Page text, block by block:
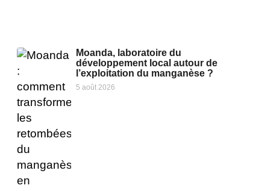
Moanda, laboratoire du
développement local autour de
l’exploitation du manganèse ?
5 août 2026